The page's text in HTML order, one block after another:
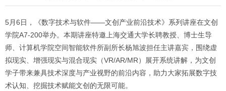
5月6日，《数字技术与软件——文创产业前沿技术》系列讲座在文创
学院A7-200举办。本期讲座特邀上海交通大学长聘教授、博士生导
师、计算机学院空间智能软件所副所长杨旭波担任主讲嘉宾，围绕虚
拟现实、增强现实与混合现实（VR/AR/MR）展开系统讲解，为文创
学子带来兼具技术深度与产业视野的前沿内容，助力大家拓展数字技
术认知、挖掘技术赋能文创的无限可能。